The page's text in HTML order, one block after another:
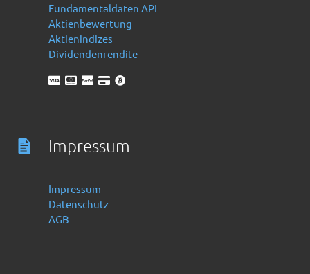
Fundamentaldaten API
Aktienbewertung
Aktienindizes
Dividendenrendite
Impressum
Impressum
Datenschutz
AGB